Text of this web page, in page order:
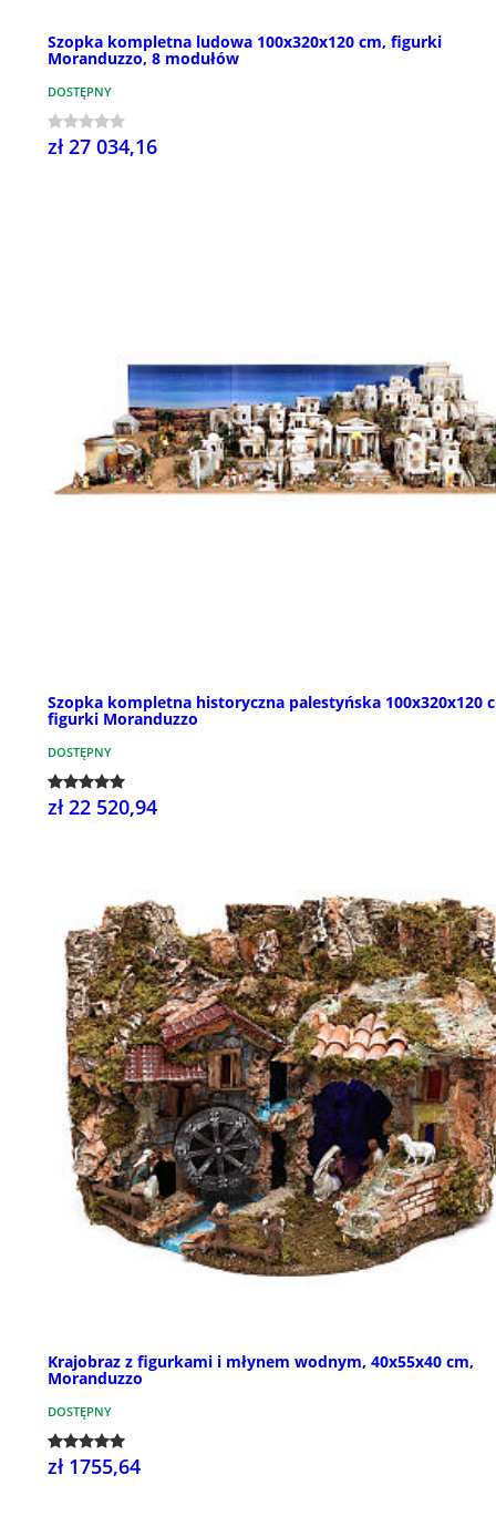
Szopka kompletna ludowa 100x320x120 cm, figurki
Moranduzzo, 8 modułów
DOSTĘPNY
zł 27 034,16
Szopka kompletna historyczna palestyńska 100x320x120
figurki Moranduzzo
DOSTĘPNY
zł 22 520,94
Krajobraz z figurkami i młynem wodnym, 40x55x40 cm,
Moranduzzo
DOSTĘPNY
zł 1755,64